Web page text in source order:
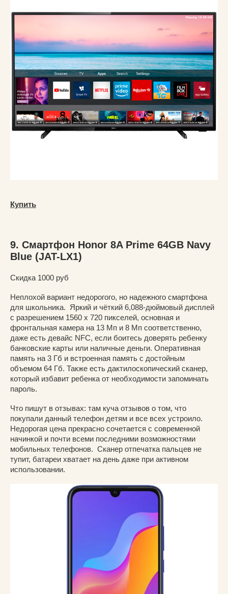
Купить
9. Смартфон Honor 8A Prime 64GB Navy
Blue (JAT-LX1)
Скидка 1000 руб
Неплохой вариант недорогого, но надежного смартфона
для школьника. Яркий и чёткий 6,088-дюймовый дисплей
с разрешением 1560 х 720 пикселей, основная и
фронтальная камера на 13 Мп и 8 Мп соответственно,
даже есть девайс NFC, если боитесь доверять ребенку
банковские карты или наличные деньги. Оперативная
память на 3 Гб и встроенная память с достойным
объемом 64 Гб. Также есть дактилоскопический сканер,
который избавит ребенка от необходимости запоминать
пароль.
Что пишут в отзывах: там куча отзывов о том, что
покупали данный телефон детям и все всех устроило.
Недорогая цена прекрасно сочетается с современной
начинкой и почти всеми последними возможностями
мобильных телефонов. Сканер отпечатка пальцев не
тупит, батареи хватает на день даже при активном
использовании.